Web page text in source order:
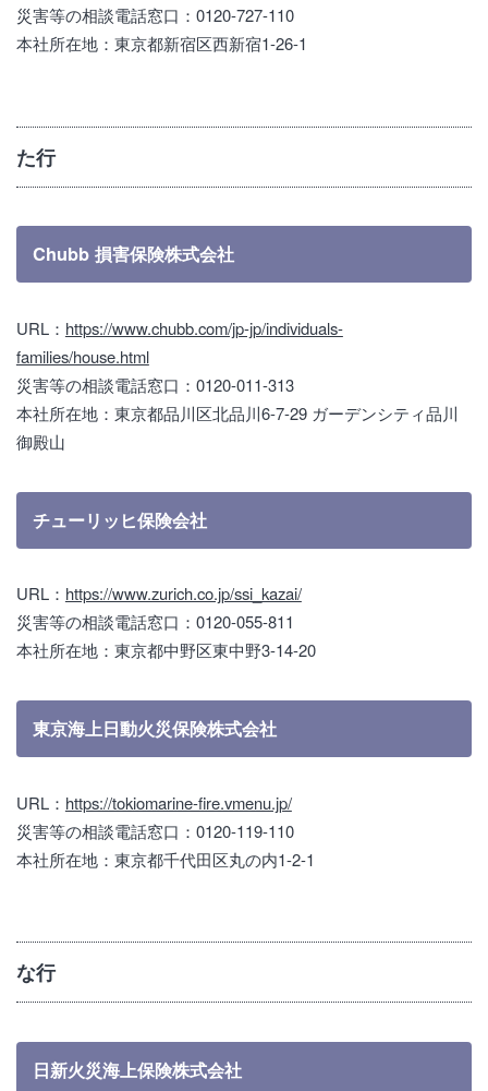
災害等の相談電話窓口：0120-727-110
本社所在地：東京都新宿区西新宿1-26-1
た行
Chubb 損害保険株式会社
URL： https://www.chubb.com/jp-jp/individuals-
families/house.html
災害等の相談電話窓口：0120-011-313
本社所在地：東京都品川区北品川6-7-29 ガーデンシティ品川
御殿山
チューリッヒ保険会社
URL： https://www.zurich.co.jp/ssi_kazai/
災害等の相談電話窓口：0120-055-811
本社所在地：東京都中野区東中野3-14-20
東京海上日動火災保険株式会社
URL： https://tokiomarine-fire.vmenu.jp/
災害等の相談電話窓口：0120-119-110
本社所在地：東京都千代田区丸の内1-2-1
な行
日新火災海上保険株式会社